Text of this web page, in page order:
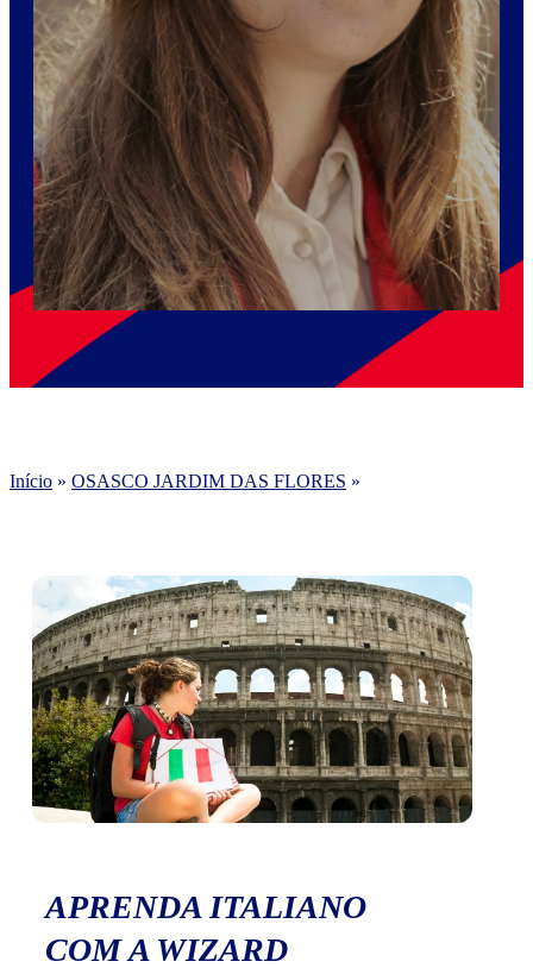
Início » OSASCO JARDIM DAS FLORES »
APRENDA ITALIANO
COM A WIZARD